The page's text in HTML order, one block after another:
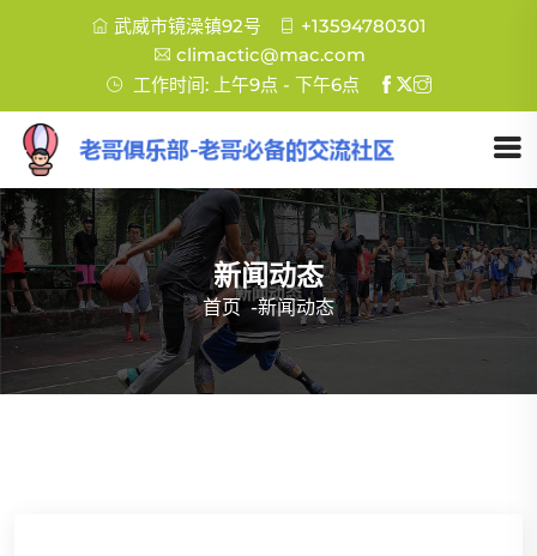
武威市镜澡镇92号
+13594780301
climactic@mac.com
工作时间: 上午9点 - 下午6点
新闻动态
首页 -新闻动态